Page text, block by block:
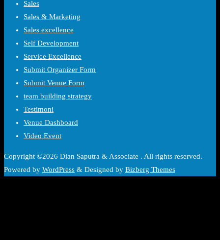
Sales
Sales & Marketing
Sales excellence
Self Development
Service Excellence
Submit Organizer Form
Submit Venue Form
team building strategy
Testimoni
Venue Dashboard
Video Event
Copyright ©2026 Dian Saputra & Associate . All rights reserved.
Powered by WordPress & Designed by Bizberg Themes